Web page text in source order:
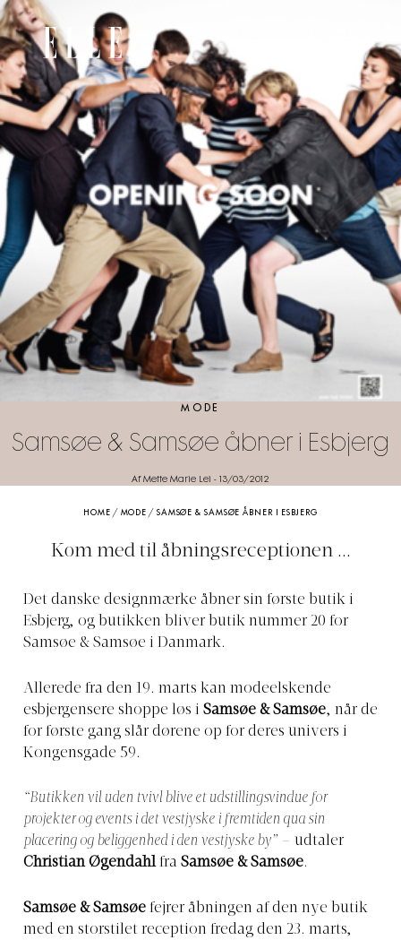
MODE
Samsøe & Samsøe åbner i Esbjerg
Af Mette Marie Lei - 13/03/2012
HOME / MODE / SAMSØE & SAMSØE ÅBNER I ESBJERG
Kom med til åbningsreceptionen ...
Det danske designmærke åbner sin første butik i
Esbjerg, og butikken bliver butik nummer 20 for
Samsøe & Samsøe i Danmark.
Allerede fra den 19. marts kan modeelskende
esbjergensere shoppe løs i Samsøe & Samsøe, når de
for første gang slår dørene op for deres univers i
Kongensgade 59.
“Butikken vil uden tvivl blive et udstillingsvindue for
projekter og events i det vestjyske i fremtiden qua sin
placering og beliggenhed i den vestjyske by” – udtaler
Christian Øgendahlfra Samsøe & Samsøe.
Samsøe & Samsøe fejrer åbningen af den nye butik
med en storstilet reception fredag den 23. marts,